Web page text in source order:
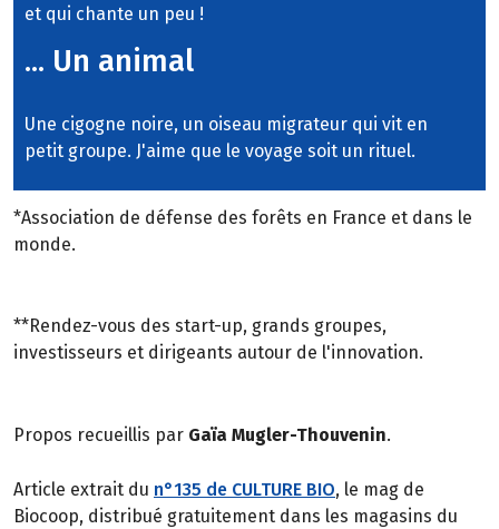
et qui chante un peu !
... Un animal
Une cigogne noire, un oiseau migrateur qui vit en
petit groupe. J'aime que le voyage soit un rituel.
*Association de défense des forêts en France et dans le
monde.
**Rendez-vous des start-up, grands groupes,
investisseurs et dirigeants autour de l'innovation.
Propos recueillis par Gaïa Mugler-Thouvenin.
Article extrait du n°135 de CULTURE BIO, le mag de
Biocoop, distribué gratuitement dans les magasins du